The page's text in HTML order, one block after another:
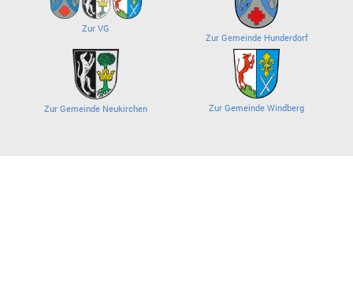
Zur VG
Zur Gemeinde Hunderdorf
Zur Gemeinde Neukirchen Zur Gemeinde Windberg